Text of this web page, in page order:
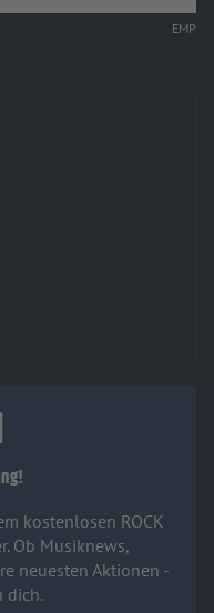
EMP
kostenlosen ROCK
Ob Musiknews,
neuesten Aktionen -
dich.